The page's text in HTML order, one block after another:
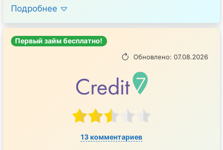
Подробнее
Первый займ бесплатно!
Обновлено: 07.08.2026
13 комментариев